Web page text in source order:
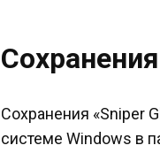
Сохранения «Sniper
системе Windows в